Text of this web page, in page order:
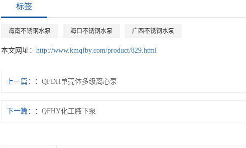
标签
海南不锈钢水泵 海口不锈钢水泵 广西不锈钢水泵
本文网址： http://www.kmqfby.com/product/829.html
上一篇： QFDH单壳体多级离心泵
下一篇： QFHY化工腋下泵